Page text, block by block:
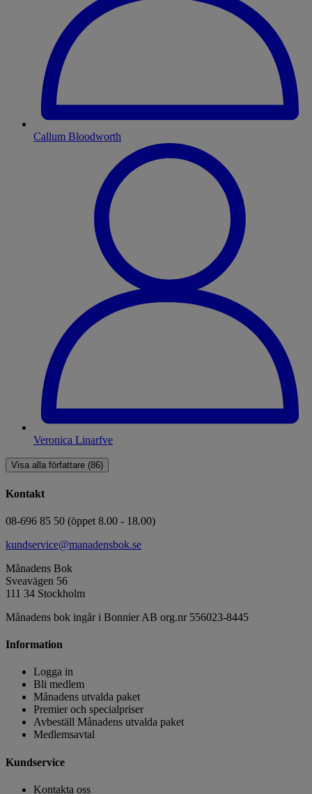
Callum Bloodworth
Veronica Linarfve
Visa alla författare (86)
Kontakt
08-696 85 50 (öppet 8.00 - 18.00)
kundservice@manadensbok.se
Månadens Bok
Sveavägen 56
111 34 Stockholm
Månadens bok ingår i Bonnier AB org.nr 556023-8445
Information
Logga in
Bli medlem
Månadens utvalda paket
Premier och specialpriser
Avbeställ Månadens utvalda paket
Medlemsavtal
Kundservice
Kontakta oss